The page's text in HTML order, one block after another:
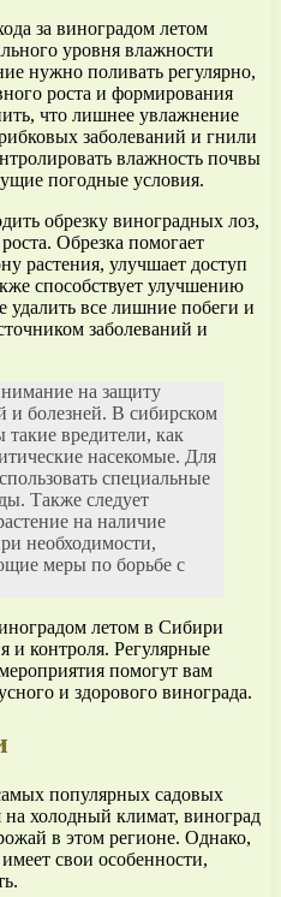
за виноградом летом
уровня влажности
нужно поливать регулярно,
роста и формирования
что лишнее увлажнение
заболеваний и гнили
влажность почвы
погодные условия.
обрезку виноградных лоз,
Обрезка помогает
растения, улучшает доступ
способствует улучшению
удалить все лишние побеги и
заболеваний и
на защиту
и болезней. В сибирском
такие вредители, как
насекомые. Для
специальные
Также следует
на наличие
необходимости,
меры по борьбе с
летом в Сибири
и контроля. Регулярные
помогут вам
и здорового винограда.
популярных садовых
холодный климат, виноград
в этом регионе. Однако,
свои особенности,